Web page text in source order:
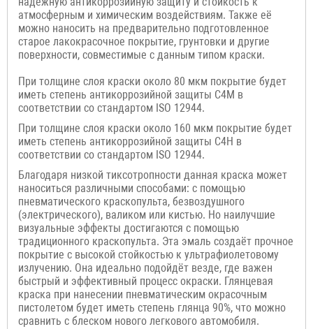
атмосферным и химическим воздействиям. Также её
можно наносить на предварительно подготовленное
старое лакокрасочное покрытие, грунтовки и другие
поверхности, совместимые с данным типом краски.
При толщине слоя краски около 80 мкм покрытие будет
иметь степень антикоррозийной защиты C4M в
соответствии со стандартом ISO 12944.
При толщине слоя краски около 160 мкм покрытие будет
иметь степень антикоррозийной защиты C4H в
соответствии со стандартом ISO 12944.
Благодаря низкой тиксотропности данная краска может
наноситься различными способами: с помощью
пневматического краскопульта, безвоздушного
(электрического), валиком или кистью. Но наилучшие
визуальные эффекты достигаются с помощью
традиционного краскопульта. Эта эмаль создаёт прочное
покрытие с высокой стойкостью к ультрафиолетовому
излучению. Она идеально подойдёт везде, где важен
быстрый и эффективный процесс окраски. Глянцевая
краска при нанесении пневматическим окрасочным
пистолетом будет иметь степень глянца 90%, что можно
сравнить с блеском нового легкового автомобиля.